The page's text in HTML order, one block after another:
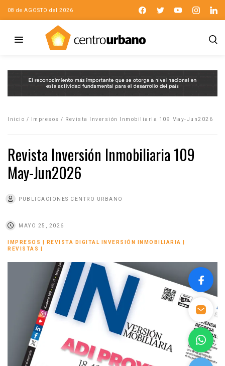
08 de AGOSTO del 2026
Inicio / Impresos / Revista Inversión Inmobiliaria 109 May-Jun2026
Revista Inversión Inmobiliaria 109
May-Jun2026
PUBLICACIONES CENTRO URBANO
MAYO 25, 2026
IMPRESOS REVISTA DIGITAL INVERSIÓN INMOBILIARIA
REVISTAS